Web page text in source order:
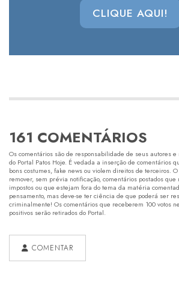
CLIQUE AQUI!
161 COMENTÁRIOS
Os comentários são de responsabilidade de seus autores
do Portal Patos Hoje. É vedada a inserção de comentários
bons costumes, fake news ou violem direitos de terceiros.
remover, sem prévia notificação, comentários postados
impostos ou que estejam fora do tema da matéria
pensamento, mas deve-se ter ciência de que poderá ser
criminalmente! Os comentários que receberem 100 votos
positivos serão retirados do Portal.
COMENTAR